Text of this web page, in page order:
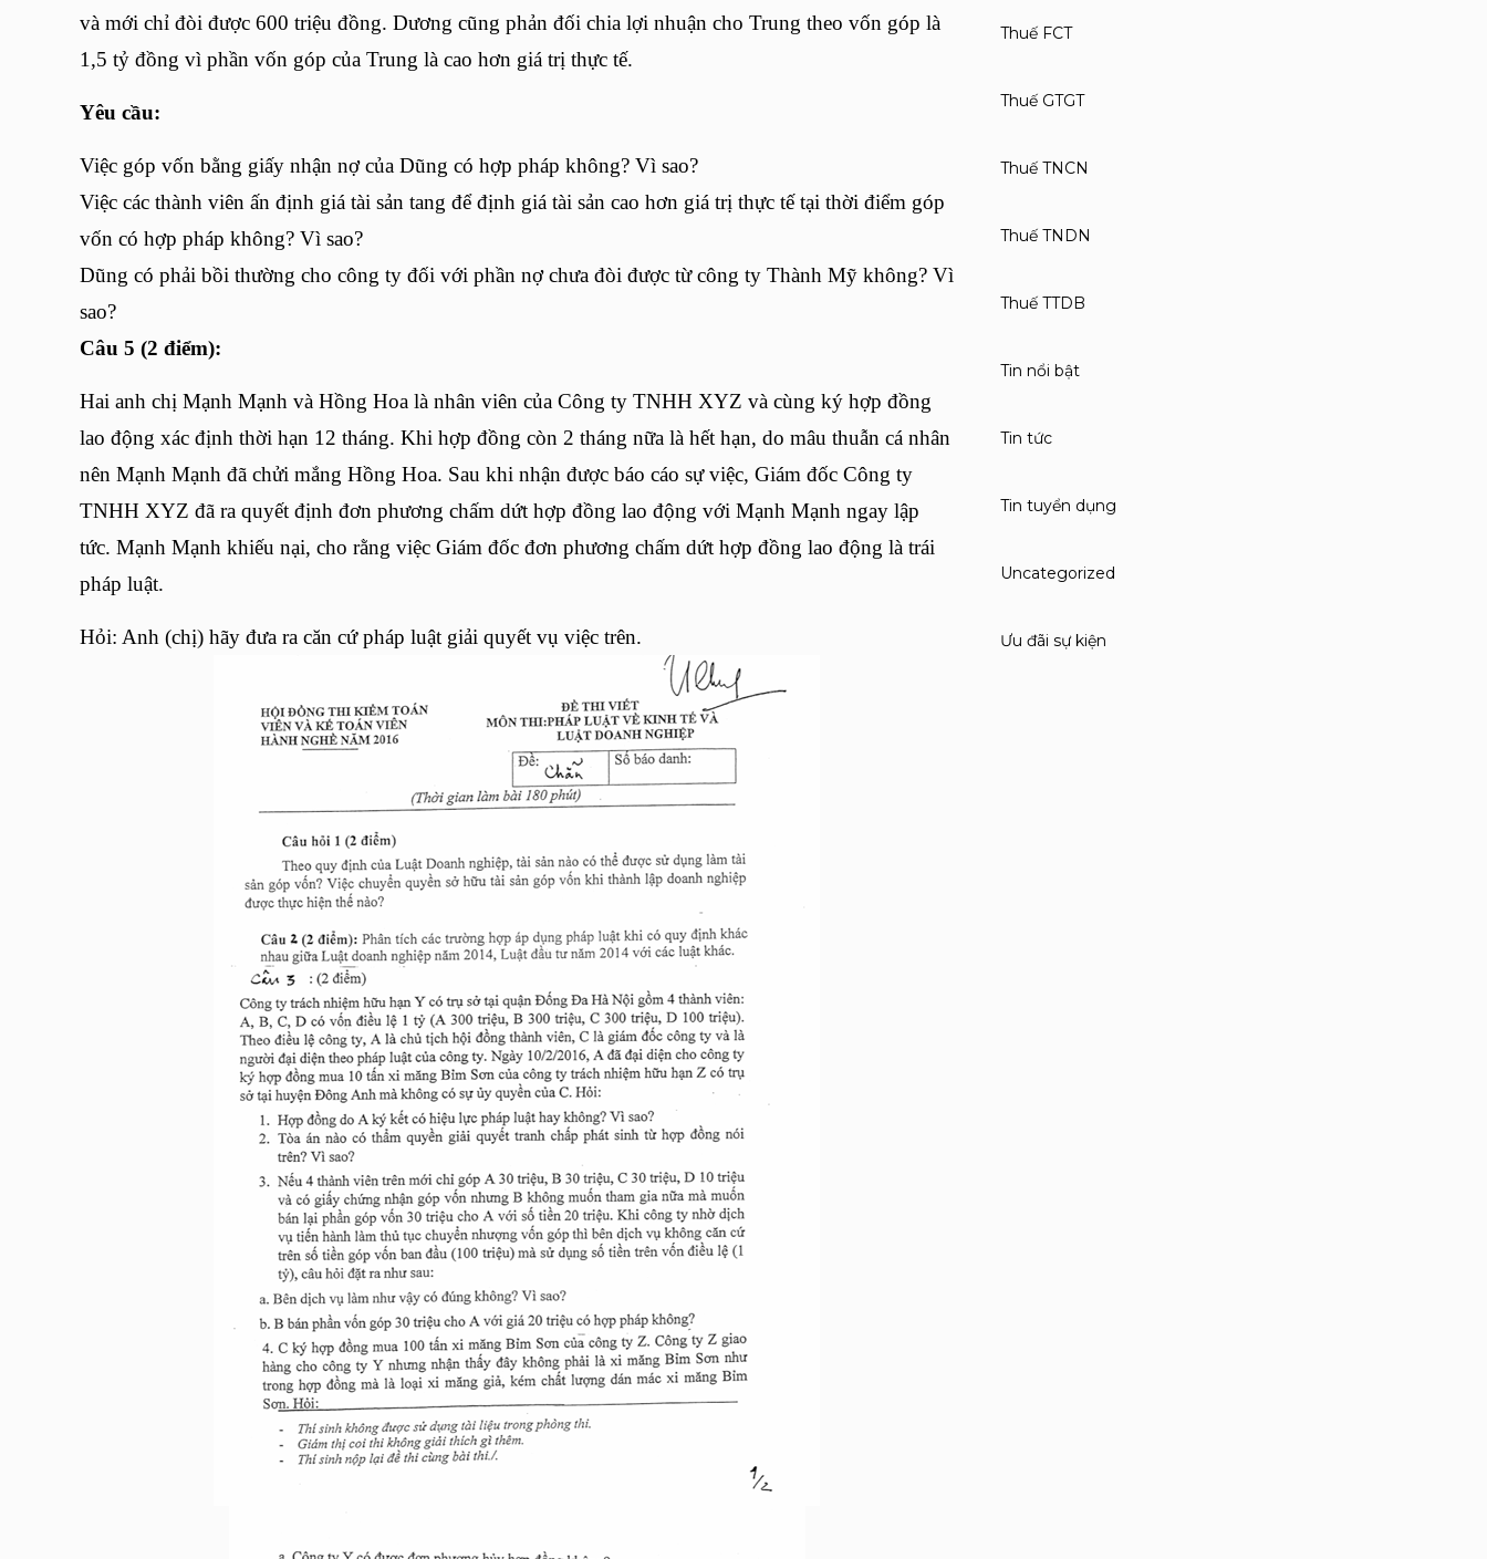
và mới chỉ đòi được 600 triệu đồng. Dương cũng phản đối chia lợi nhuận cho Trung theo vốn góp là
1,5 tỷ đồng vì phần vốn góp của Trung là cao hơn giá trị thực tế.
Yêu cầu:
Việc góp vốn bằng giấy nhận nợ của Dũng có hợp pháp không? Vì sao?
Việc các thành viên ấn định giá tài sản tang để định giá tài sản cao hơn giá trị thực tế tại thời điểm góp
vốn có hợp pháp không? Vì sao?
Dũng có phải bồi thường cho công ty đối với phần nợ chưa đòi được từ công ty Thành Mỹ không? Vì
sao?
Câu 5 (2 điểm):
Hai anh chị Mạnh Mạnh và Hồng Hoa là nhân viên của Công ty TNHH XYZ và cùng ký hợp đồng
lao động xác định thời hạn 12 tháng. Khi hợp đồng còn 2 tháng nữa là hết hạn, do mâu thuẫn cá nhân
nên Mạnh Mạnh đã chửi mắng Hồng Hoa. Sau khi nhận được báo cáo sự việc, Giám đốc Công ty
TNHH XYZ đã ra quyết định đơn phương chấm dứt hợp đồng lao động với Mạnh Mạnh ngay lập
tức. Mạnh Mạnh khiếu nại, cho rằng việc Giám đốc đơn phương chấm dứt hợp đồng lao động là trái
pháp luật.
Hỏi: Anh (chị) hãy đưa ra căn cứ pháp luật giải quyết vụ việc trên.
Thuế FCT
Thuế GTGT
Thuế TNCN
Thuế TNDN
Thuế TTDB
Tin nổi bật
Tin tức
Tin tuyển dụng
Uncategorized
Ưu đãi sự kiện